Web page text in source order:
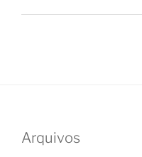
Arquivos